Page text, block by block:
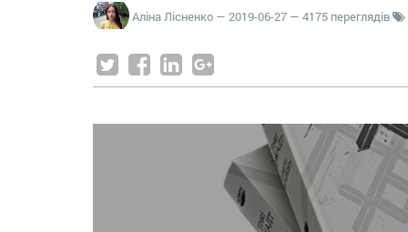
Аліна Лісненко — 2019-06-27 — 4175 переглядів